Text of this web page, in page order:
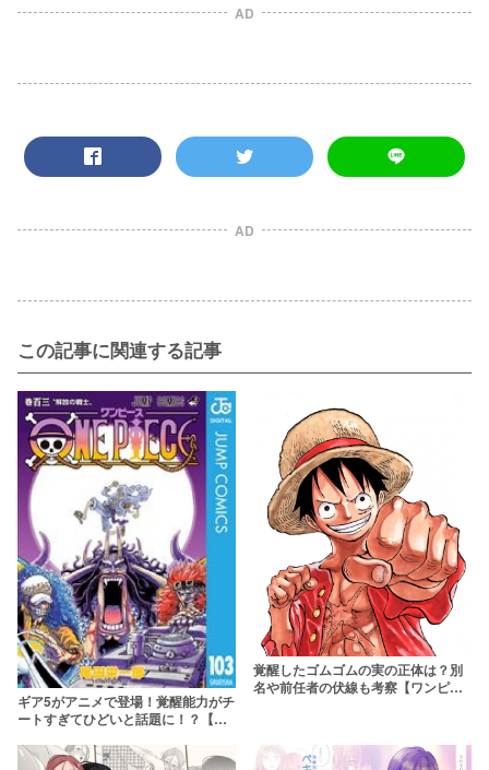
AD
AD
この記事に関連する記事
ギア5がアニメで登場！覚醒能力がチ
ートすぎてひどいと話題に！？【ワ
覚醒したゴムゴムの実の正体は？別
名や前任者の伏線も考察【ワンピー